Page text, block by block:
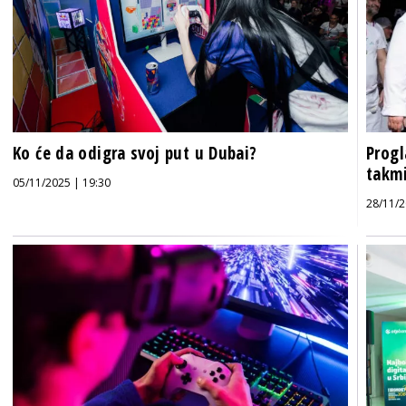
Ko će da odigra svoj put u Dubai?
05/11/2025 | 19:30
28/11/